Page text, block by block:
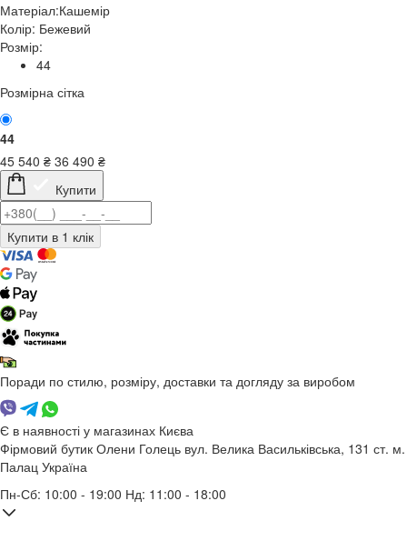
Матеріал:Кашемір
Колір: Бежевий
Розмір:
44
Розмірна сітка
44
45 540 ₴ 36 490 ₴
Купити
Поради по стилю, розміру, доставки та догляду за виробом
Є в наявності у магазинах Києва
Фірмовий бутик Олени Голець вул. Велика Васильківська, 131 ст. м.
Палац Україна
Пн-Сб: 10:00 - 19:00 Нд: 11:00 - 18:00